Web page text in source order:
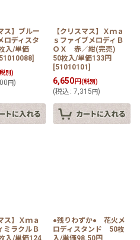
ス】ブルー
ロディスタ
入/単価
]
別)
円)
【クリスマス】Ｘｍａ
ｓファイブメロディＢ
ＯＸ 赤／紺(完売)
50枚入/単価133円
[51010101]
6,650円(税別)
(税込 : 7,315円)
ス】Ｘｍａ
ミラクルＢ
入/単価124
●残りわずか● 花火メ
ロディスタンド 50枚
入/単価98.50円